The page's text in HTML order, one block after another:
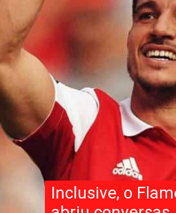
Inclusive, o